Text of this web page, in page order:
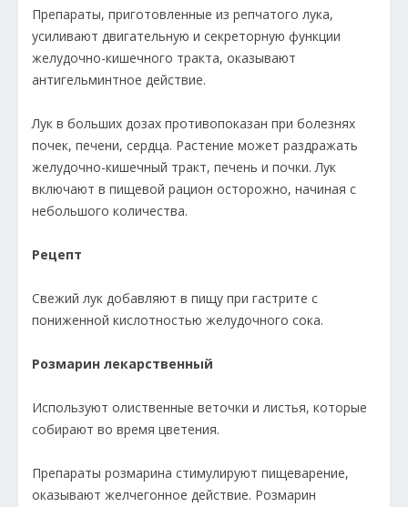
Препараты, приготовленные из репчатого лука,
усиливают двигательную и секреторную функции
желудочно-кишечного тракта, оказывают
антигельминтное действие.
Лук в больших дозах противопоказан при болезнях
почек, печени, сердца. Растение может раздражать
желудочно-кишечный тракт, печень и почки. Лук
включают в пищевой рацион осторожно, начиная с
небольшого количества.
Рецепт
Свежий лук добавляют в пищу при гастрите с
пониженной кислотностью желудочного сока.
Розмарин лекарственный
Используют олиственные веточки и листья, которые
собирают во время цветения.
Препараты розмарина стимулируют пищеварение,
оказывают желчегонное действие. Розмарин